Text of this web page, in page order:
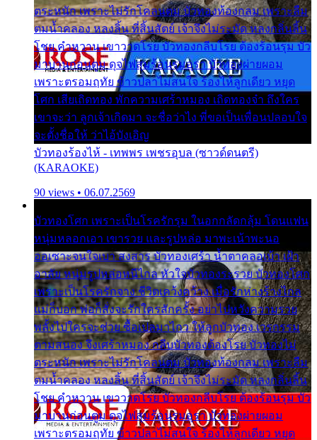
ตระหนัก เพราะไม่รักโคลนตม บัวทองท้องกลม เพราะลืม
ตมน้ำคลอง หลงลิ้น ที่สิ้นสัตย์ เจ้าจึงไม่ระมัด หลงกลิ่นลิ้น
โชย คำหวาน เขาวาดโรย บัวทองกลีบโรย ต้องร้อนรุม บัว
มาบานก่อนตูม ดุจไฟสุมร้อนรุมอุรา บัวทองผ่ายผอม
เพราะตรอมฤทัย ข้าวปลาไม่สนใจ ร้องไห้ลูกเดียว หยุด
โศก เสียเถิดทอง พักความเศร้าหมอง เถิดทองจ๋า ถึงใคร
เขาจะว่า ลูกเจ้าเกิดมา จะชื่อว่าไง พี่ขอเป็นเพื่อนปลอบใจ
จะตั้งชื่อให้ ว่าไอ้บังเอิญ
บัวทองร้องไห้ - เทพพร เพชรอุบล (ซาวด์ดนตรี)
(KARAOKE)
90 views • 06.07.2569
บัวทองโศก เพราะเป็นโรครักรุม ในอกกลัดกลุ้ม โดนแฟน
หนุ่มหลอกเอา เขารวย และรูปหล่อ มาพะเน้าพะนอ
ออเซาะจนใจเบา สงสาร บัวทองเศร้า น้ำตาคลอเบ้า เฝ้า
อาลัย หนุ่มรูปหล่อหนีไกล หัวใจบัวทองระรวย บัวทองโศก
เพราะเป็นโรครักจาง ชีวิตเคว้งคว้าง เมื่อรักห่างร้างไกล
แม่ก็บอก พ่อก็สั่งจะรักใครสักครั้ง อย่าไปหวังความรวย
พลั้งไปใครจะช่วย ซื้อเปลมาไกว ให้ลูกบัวทอง เวรกรรม
ตามสนอง จึงเศร้าหมอง กลีบบัวทองต้องโรย บัวทองไม่
ตระหนัก เพราะไม่รักโคลนตม บัวทองท้องกลม เพราะลืม
ตมน้ำคลอง หลงลิ้น ที่สิ้นสัตย์ เจ้าจึงไม่ระมัด หลงกลิ่นลิ้น
โชย คำหวาน เขาวาดโรย บัวทองกลีบโรย ต้องร้อนรุม บัว
มาบานก่อนตูม ดุจไฟสุมร้อนรุมอุรา บัวทองผ่ายผอม
เพราะตรอมฤทัย ข้าวปลาไม่สนใจ ร้องไห้ลูกเดียว หยุด